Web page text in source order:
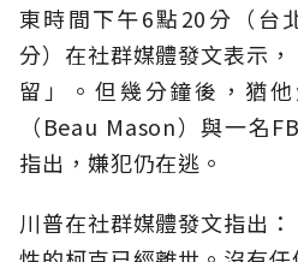
東時間下午6點20分（台
分）在社群媒體發文表示
留」。但幾分鐘後，猶
（Beau Mason）與一名
指出，嫌犯仍在逃。
川普在社群媒體發文指出